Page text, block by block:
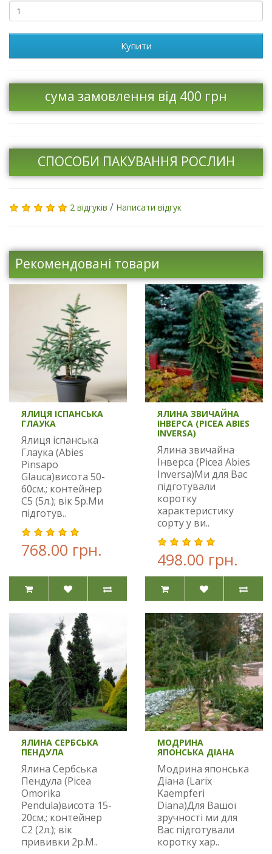
Купити
сума замовлення від 400 грн
СПОСОБИ ПАКУВАННЯ РОСЛИН
2 відгуків / Написати відгук
Рекомендовані товари
ЯЛИЦЯ ІСПАНСЬКА
ГЛАУКА
Ялиця іспанська
Глаука (Abies
Pinsapo
Glauca)висота 50-
60см.; контейнер
С5 (5л.); вік 5р.Ми
підготув..
768.00 грн.
ЯЛИНА ЗВИЧАЙНА
ІНВЕРСА (PICEA ABIES
INVERSA)
Ялина звичайна
Інверса (Picea Abies
Inversa)Ми для Вас
підготували
коротку
характеристику
сорту у ви..
498.00 грн.
ЯЛИНА СЕРБСЬКА
ПЕНДУЛА
Ялина Сербська
Пендула (Picea
Omorika
Pendula)висота 15-
20см.; контейнер
С2 (2л.); вік
прививки 2р.М..
МОДРИНА
ЯПОНСЬКА ДІАНА
Модрина японська
Діана (Larix
Kaempferi
Diana)Для Вашої
зручності ми для
Вас підготували
коротку хар..